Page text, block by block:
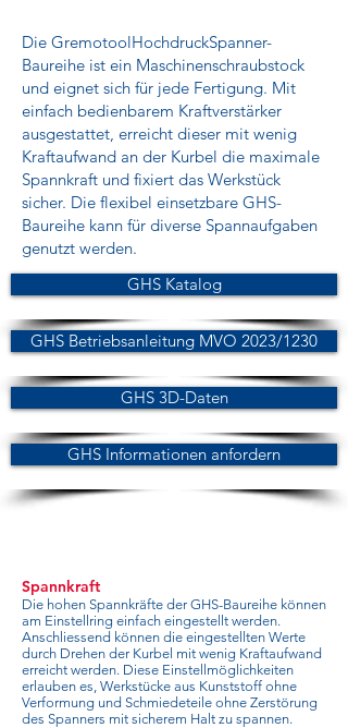
Die GremotoolHochdruckSpanner-
Baureihe ist ein Maschinenschraubstock
und eignet sich für jede Fertigung. Mit
einfach bedienbarem Kraftverstärker
ausgestattet, erreicht dieser mit wenig
Kraftaufwand an der Kurbel die maximale
Spannkraft und fixiert das Werkstück
sicher. Die flexibel einsetzbare GHS-
Baureihe kann für diverse Spannaufgaben
genutzt werden.
GHS Katalog
GHS Betriebsanleitung MVO 2023/1230
GHS 3D-Daten
GHS Informationen anfordern
Spannkraft
Die hohen Spannkräfte der GHS-Baureihe können
am Einstellring einfach eingestellt werden.
Anschliessend können die eingestellten Werte
durch Drehen der Kurbel mit wenig Kraftaufwand
erreicht werden. Diese Einstellmöglichkeiten
erlauben es, Werkstücke aus Kunststoff ohne
Verformung und Schmiedeteile ohne Zerstörung
des Spanners mit sicherem Halt zu spannen.